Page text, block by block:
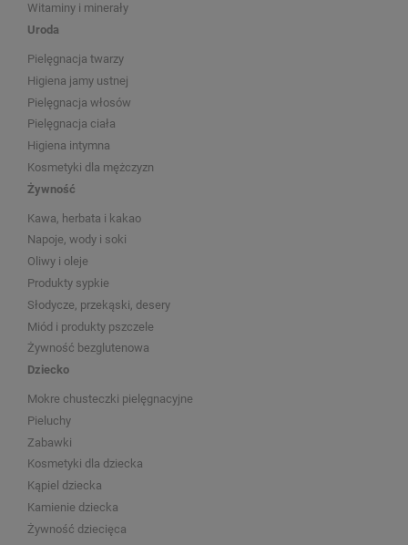
Witaminy i minerały
Uroda
Pielęgnacja twarzy
Higiena jamy ustnej
Pielęgnacja włosów
Pielęgnacja ciała
Higiena intymna
Kosmetyki dla mężczyzn
Żywność
Kawa, herbata i kakao
Napoje, wody i soki
Oliwy i oleje
Produkty sypkie
Słodycze, przekąski, desery
Miód i produkty pszczele
Żywność bezglutenowa
Dziecko
Mokre chusteczki pielęgnacyjne
Pieluchy
Zabawki
Kosmetyki dla dziecka
Kąpiel dziecka
Kamienie dziecka
Żywność dziecięca